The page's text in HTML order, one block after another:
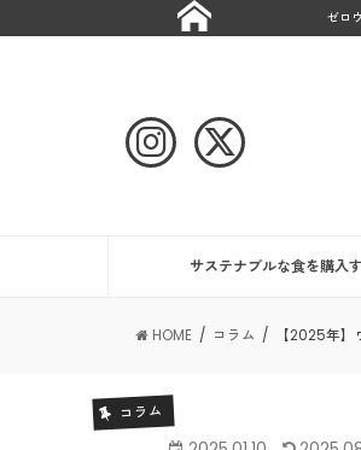
ゼロ
サステナブルな食を購入
HOME コラム 【2025年
コラム